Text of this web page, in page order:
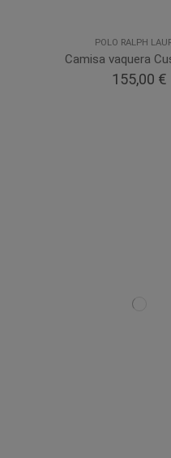
POLO RALPH
Camisa vaquera
155,00 €